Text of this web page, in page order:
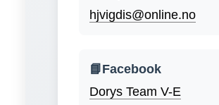
hjvigdis@online.no
📘Facebook
Dorys Team V-E